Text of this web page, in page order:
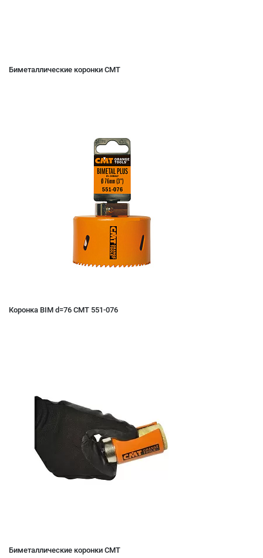
Биметаллические коронки CMT
Коронка BIM d=76 CMT 551-076
Биметаллические коронки CMT